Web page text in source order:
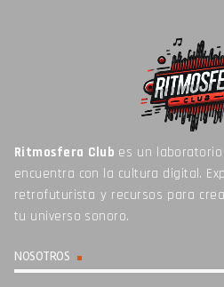
Ritmosfera Club es un
encuentra con la cultura digital.
retrofuturista y recursos para
tu universo sonoro.
NOSOTROS